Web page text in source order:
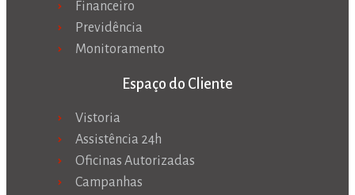
Financeiro
Previdência
Monitoramento
Espaço do Cliente
Vistoria
Assistência 24h
Oficinas Autorizadas
Campanhas